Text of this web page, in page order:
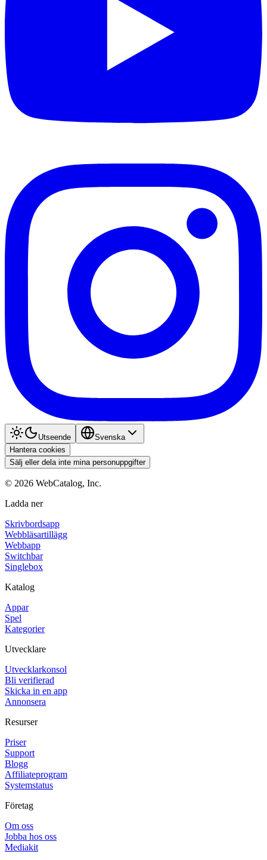
Utseende
Svenska
Hantera cookies
Sälj eller dela inte mina personuppgifter
© 2026 WebCatalog, Inc.
Ladda ner
Skrivbordsapp
Webbläsartillägg
Webbapp
Switchbar
Singlebox
Katalog
Appar
Spel
Kategorier
Utvecklare
Utvecklarkonsol
Bli verifierad
Skicka in en app
Annonsera
Resurser
Priser
Support
Blogg
Affiliateprogram
Systemstatus
Företag
Om oss
Jobba hos oss
Mediakit